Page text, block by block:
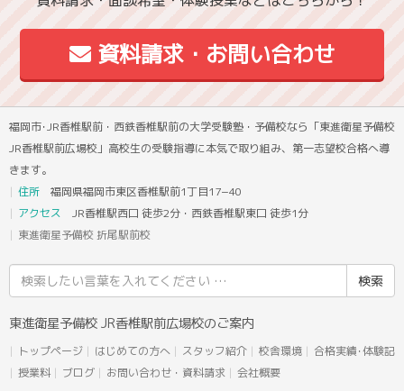
資料請求・お問い合わせ
福岡市･JR香椎駅前・西鉄香椎駅前の大学受験塾・予備校なら「東進衛星予備校
JR香椎駅前広場校」高校生の受験指導に本気で取り組み、第一志望校合格へ導
きます。
住所 福岡県福岡市東区香椎駅前1丁目17−40
アクセス JR香椎駅西口 徒歩2分・西鉄香椎駅東口 徒歩1分
東進衛星予備校 折尾駅前校
索
結
東進衛星予備校 JR香椎駅前広場校のご案内
トップページ はじめての方へ スタッフ紹介 校舎環境
合格実績･体験記
授業料
ブログ お問い合わせ・資料請求 会社概要